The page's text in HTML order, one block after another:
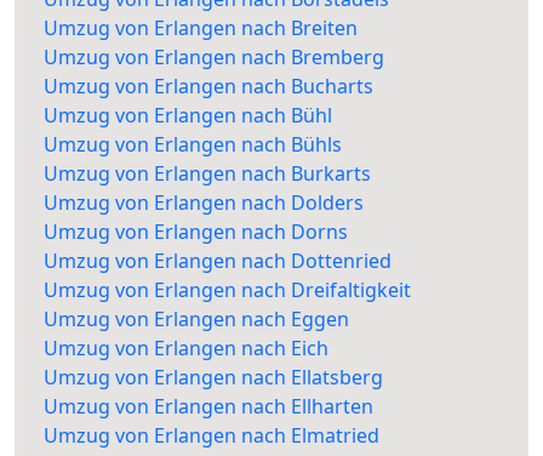
Umzug von Erlangen nach Breiten
Umzug von Erlangen nach Bremberg
Umzug von Erlangen nach Bucharts
Umzug von Erlangen nach Bühl
Umzug von Erlangen nach Bühls
Umzug von Erlangen nach Burkarts
Umzug von Erlangen nach Dolders
Umzug von Erlangen nach Dorns
Umzug von Erlangen nach Dottenried
Umzug von Erlangen nach Dreifaltigkeit
Umzug von Erlangen nach Eggen
Umzug von Erlangen nach Eich
Umzug von Erlangen nach Ellatsberg
Umzug von Erlangen nach Ellharten
Umzug von Erlangen nach Elmatried